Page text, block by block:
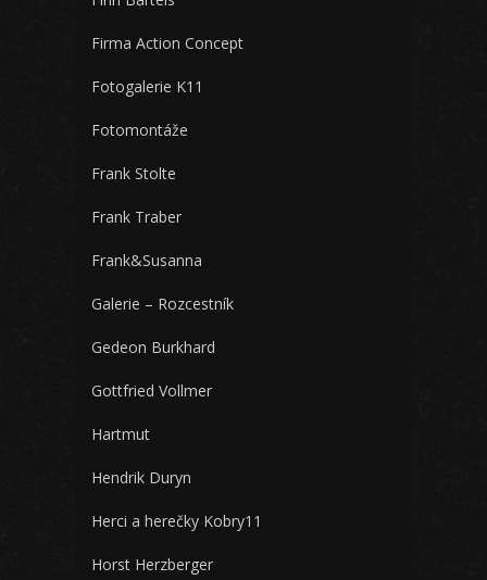
Firma Action Concept
Fotogalerie K11
Fotomontáže
Frank Stolte
Frank Traber
Frank&Susanna
Galerie – Rozcestník
Gedeon Burkhard
Gottfried Vollmer
Hartmut
Hendrik Duryn
Herci a herečky Kobry11
Horst Herzberger